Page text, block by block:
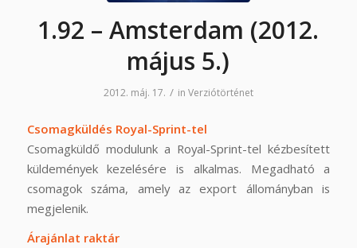
1.92 – Amsterdam (2012.
május 5.)
2012. máj. 17. / in Verziótörténet
Csomagküldés Royal-Sprint-tel
Csomagküldő modulunk a Royal-Sprint-tel kézbesített
küldemények kezelésére is alkalmas. Megadható a
csomagok száma, amely az export állományban is
megjelenik.
Árajánlat raktár